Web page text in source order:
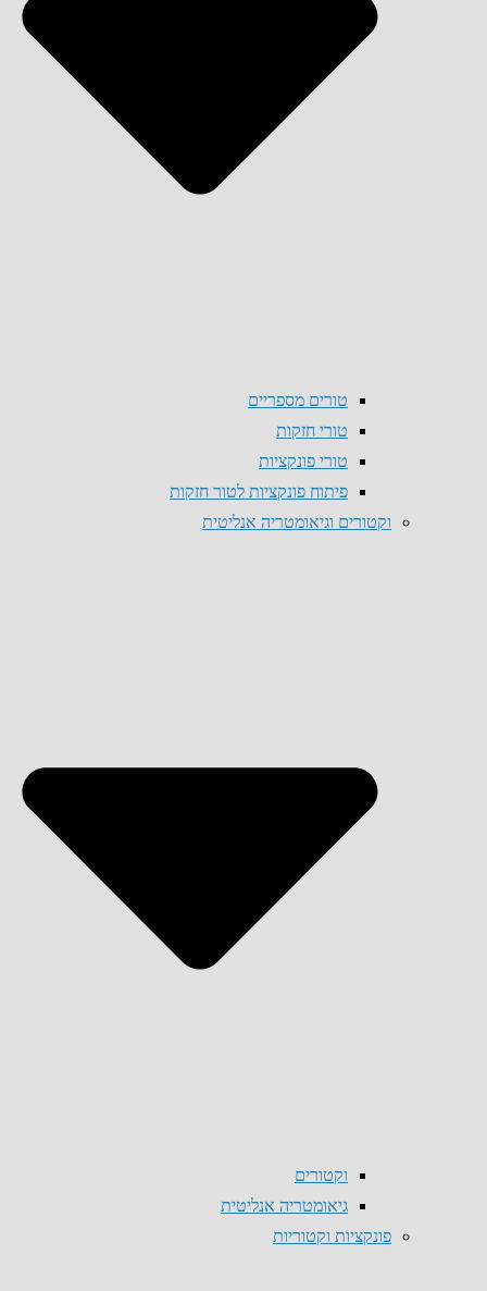
טורים מספריים
טורי חזקות
טורי פונקציות
פיתוח פונקציות לטור חזקות
וקטורים וגיאומטריה אנליטית
וקטורים
גיאומטריה אנליטית
פונקציות וקטוריות